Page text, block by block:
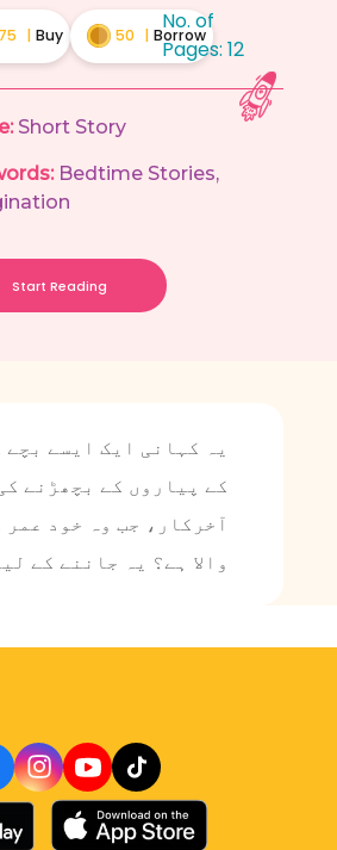
75 | Buy 50 | Borrow
No. of
Pages: 12
Short Story
Bedtime Stories,
Start Reading
یہ کہانی ایک ایسے
کے پیاروں کے بچھڑنے
آخرکار، جب وہ خود
والا ہے؟ یہ جاننے کے